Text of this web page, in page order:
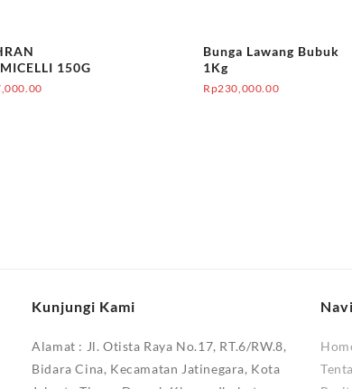
150G
Bunga Lawang Bubuk
1Kg
Rp230,000.00
Kunjungi Kami
Alamat : Jl. Otista Raya No.17, RT.6/RW.8,
Bidara Cina, Kecamatan Jatinegara, Kota